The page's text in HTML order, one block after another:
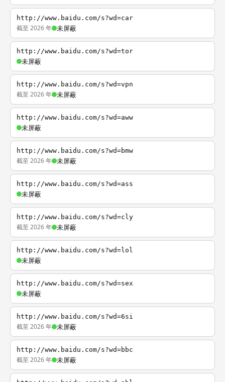
http://www.baidu.com/s?wd=car
截至 2026 年 未屏蔽
http://www.baidu.com/s?wd=tor
未屏蔽
http://www.baidu.com/s?wd=vpn
截至 2026 年 未屏蔽
http://www.baidu.com/s?wd=aww
未屏蔽
http://www.baidu.com/s?wd=bmw
截至 2026 年 未屏蔽
http://www.baidu.com/s?wd=ass
未屏蔽
http://www.baidu.com/s?wd=cly
截至 2026 年 未屏蔽
http://www.baidu.com/s?wd=lol
未屏蔽
http://www.baidu.com/s?wd=sex
未屏蔽
http://www.baidu.com/s?wd=6si
截至 2026 年 未屏蔽
http://www.baidu.com/s?wd=bbc
截至 2026 年 未屏蔽